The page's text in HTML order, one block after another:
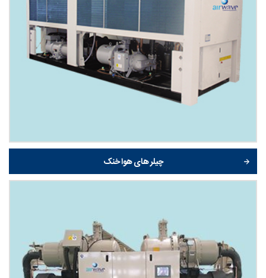
چیلر های هوا خنک